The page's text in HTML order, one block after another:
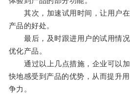
其次，加速试用时间，让用户在
产品的好处。
最后，及时跟进用户的试用情况
优化产品。
通过以上几点措施，企业可以加
快地感受到产品的优势，从而提升
争力。